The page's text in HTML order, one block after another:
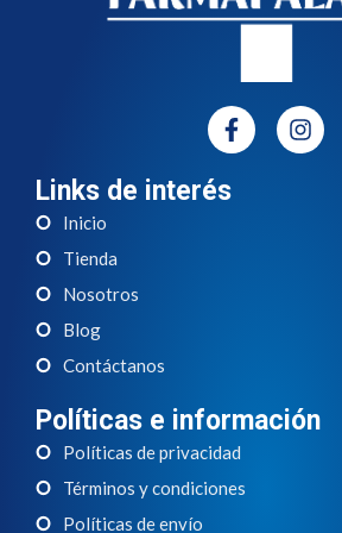
Links de interés
Inicio
Tienda
Nosotros
Blog
Contáctanos
Políticas e información
Políticas de privacidad
Términos y condiciones
Políticas de envío